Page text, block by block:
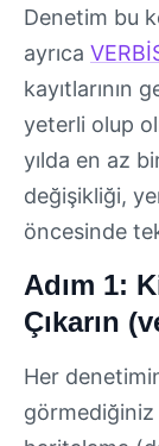
Denetim bu
ayrıca
kayıtlarının
yeterli olup
yılda en az
değişikliği,
öncesinde
Adım 1:
Çıkarın
Her
görmediğiniz